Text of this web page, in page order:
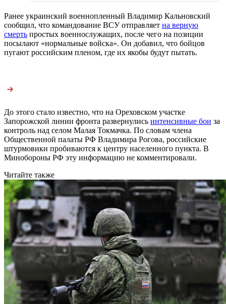
Ранее украинский военнопленный Владимир Кальновский
сообщил, что командование ВСУ отправляет на верную
смерть простых военнослужащих, после чего на позиции
посылают «нормальные войска». Он добавил, что бойцов
пугают российским пленом, где их якобы будут пытать.
До этого стало известно, что на Ореховском участке
Запорожской линии фронта развернулись интенсивные бои за
контроль над селом Малая Токмачка. По словам члена
Общественной палаты РФ Владимира Рогова, российские
штурмовики пробиваются к центру населенного пункта. В
Минобороны РФ эту информацию не комментировали.
Читайте также